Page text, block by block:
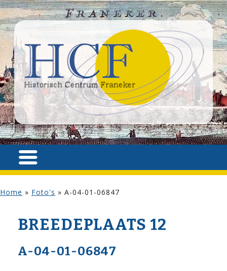
Home » Foto's » A-04-01-06847
BREEDEPLAATS 12
A-04-01-06847